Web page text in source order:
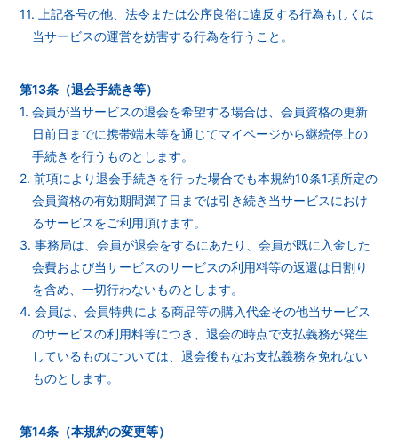
11. 上記各号の他、法令または公序良俗に違反する行為もしくは
当サービスの運営を妨害する行為を行うこと。
第13条（退会手続き等）
1. 会員が当サービスの退会を希望する場合は、会員資格の更新
日前日までに携帯端末等を通じてマイページから継続停止の
手続きを行うものとします。
2. 前項により退会手続きを行った場合でも本規約10条1項所定の
会員資格の有効期間満了日までは引き続き当サービスにおけ
るサービスをご利用頂けます。
3. 事務局は、会員が退会をするにあたり、会員が既に入金した
会費および当サービスのサービスの利用料等の返還は日割り
を含め、一切行わないものとします。
4. 会員は、会員特典による商品等の購入代金その他当サービス
のサービスの利用料等につき、退会の時点で支払義務が発生
しているものについては、退会後もなお支払義務を免れない
ものとします。
第14条（本規約の変更等）